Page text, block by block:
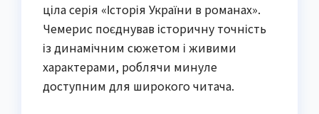
ціла серія «Історія України в романах».
Чемерис поєднував історичну точність
із динамічним сюжетом і живими
характерами, роблячи минуле
доступним для широкого читача.